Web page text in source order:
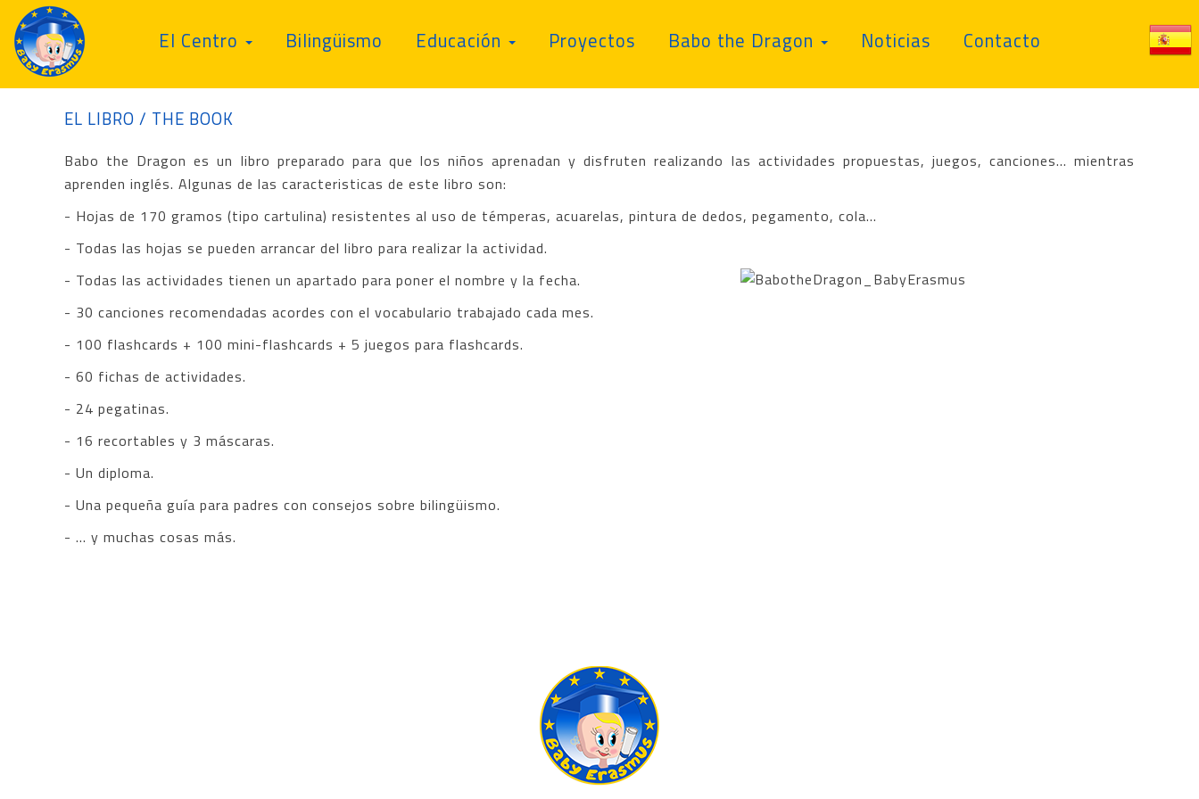
El Centro Bilingüismo Educación Proyectos Babo the Dragon Noticias Contacto
EL LIBRO / THE BOOK
Babo the Dragon es un libro preparado para que los niños aprenadan y disfruten realizando las actividades propuestas, juegos, canciones... mientras
aprenden inglés. Algunas de las caracteristicas de este libro son:
- Hojas de 170 gramos (tipo cartulina) resistentes al uso de témperas, acuarelas, pintura de dedos, pegamento, cola...
- Todas las hojas se pueden arrancar del libro para realizar la actividad.
- Todas las actividades tienen un apartado para poner el nombre y la fecha.
- 30 canciones recomendadas acordes con el vocabulario trabajado cada mes.
- 100 flashcards + 100 mini-flashcards + 5 juegos para flashcards.
- 60 fichas de actividades.
- 24 pegatinas.
- 16 recortables y 3 máscaras.
- Un diploma.
- Una pequeña guía para padres con consejos sobre bilingüismo.
- ... y muchas cosas más.